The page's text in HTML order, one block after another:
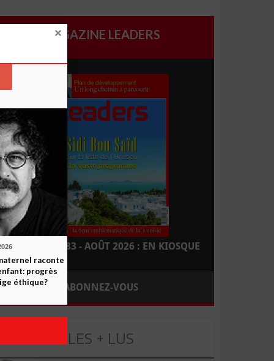
MAGAZINE LEADERS
LEADERS N° 183 - AOÛT 2026 : EN KIOSQUE
ABONNEZ-VOUS
LES + LUS
raconte
progrès
éthique?